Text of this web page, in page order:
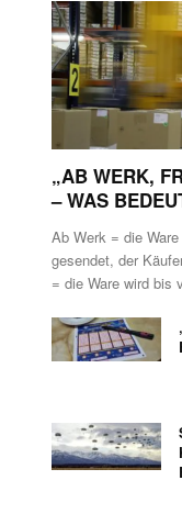
„AB WERK,
– WAS
Ab Werk = die
gesendet, der
= die Ware wird bis